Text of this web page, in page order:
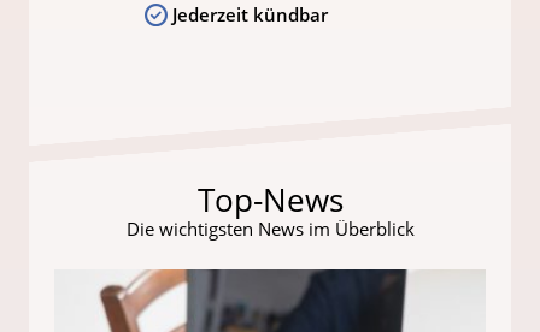
Jederzeit kündbar
Top-News
Die wichtigsten News im Überblick